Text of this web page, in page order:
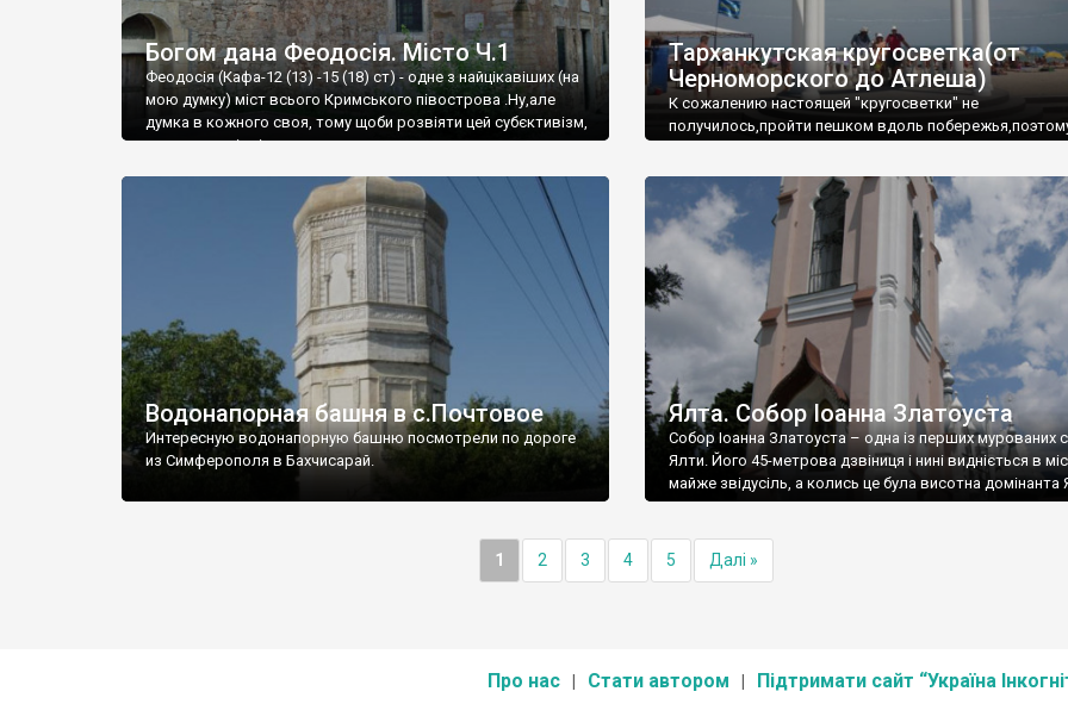
Богом дана Феодосія. Місто Ч.1
Феодосія (Кафа-12 (13) -15 (18) ст) - одне з найцікавіших (на
мою думку) міст всього Кримського півострова .Ну,але
думка в кожного своя, тому щоби розвіяти цей субєктивізм,
запрошую відвідати це
Тарханкутская кругосветка(от
Черноморского до Атлеша)
К сожалению настоящей "кругосветки" не
получилось,пройти пешком вдоль
Водонапорная башня в с.Почтовое
Интересную водонапорную башню посмотрели по дороге
из Симферополя в Бахчисарай.
Ялта. Собор Іоанна Златоуста
Собор Іоанна Златоуста – одна із перших мурованих
Ялти. Його 45-метрова дзвіниця і нині видніється в
майже звідусіль, а колись це була висотна домінанта
1 2 3 4 5 Далі »
Про нас Стати автором Підтримати сайт “Україна